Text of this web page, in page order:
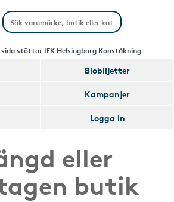
sida stöttar IFK Helsingborg Konståkning
Biobiljetter
Kampanjer
Logga in
eller
butik